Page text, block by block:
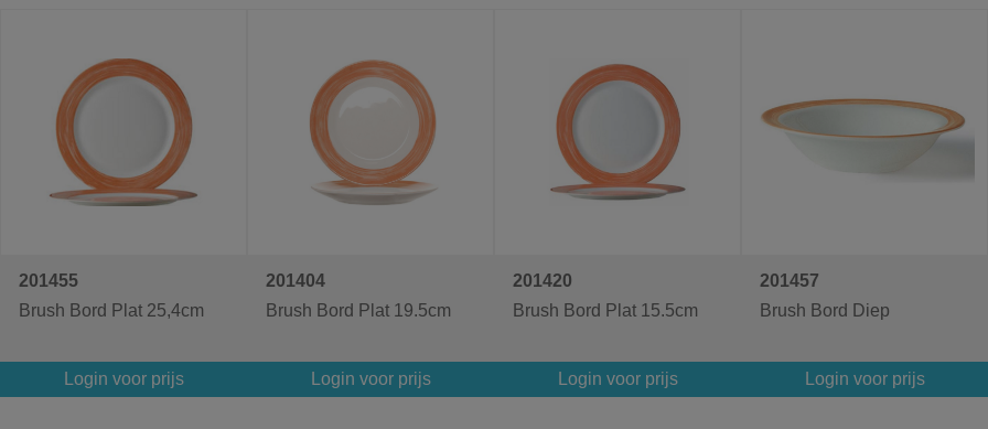
201455
Brush Bord Plat 25,4cm
Login voor prijs
201404
Brush Bord Plat 19.5cm
Login voor prijs
201420
Brush Bord Plat 15.5cm
Login voor prijs
201457
Brush Bord Diep
Login voor prijs